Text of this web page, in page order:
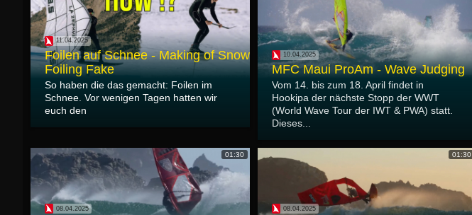
11.04.2025
Foilen auf Schnee - Making of Snow
Foiling Fake
So haben die das gemacht: Foilen im
Schnee. Vor wenigen Tagen hatten wir
euch den
10.04.2025
MFC Maui ProAm - Wave Judging
Vom 14. bis zum 18. April findet in
Hookipa der nächste Stopp der WWT
(World Wave Tour der IWT & PWA) statt.
Dieses...
01:30
08.04.2025
01:30
08.04.2025